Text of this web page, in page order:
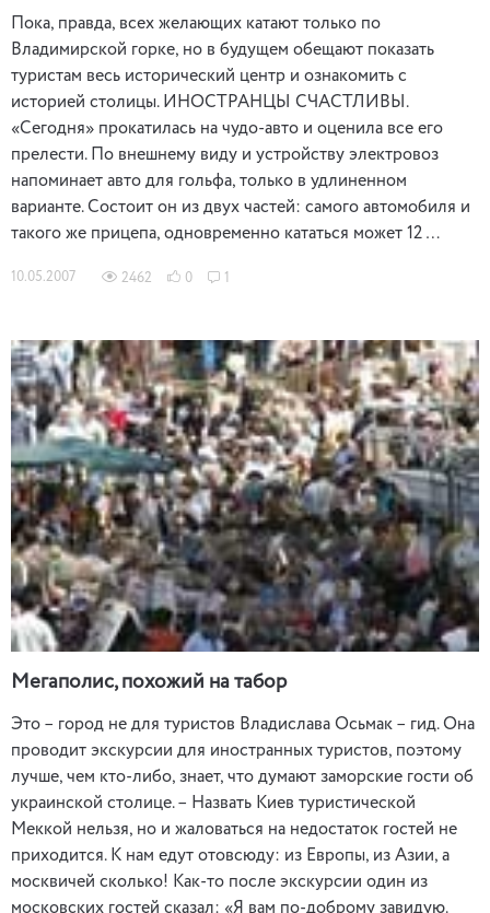
Пока, правда, всех желающих катают только по
Владимирской горке, но в будущем обещают показать
туристам весь исторический центр и ознакомить с
историей столицы. ИНОСТРАНЦЫ СЧАСТЛИВЫ.
«Сегодня» прокатилась на чудо-авто и оценила все его
прелести. По внешнему виду и устройству электровоз
напоминает авто для гольфа, только в удлиненном
варианте. Состоит он из двух частей: самого автомобиля и
такого же прицепа, одновременно кататься может 12 …
10.05.2007 2462 0 1
Мегаполис, похожий на табор
Это – город не для туристов Владислава Осьмак – гид. Она
проводит экскурсии для иностранных туристов, поэтому
лучше, чем кто-либо, знает, что думают заморские гости об
украинской столице. – Назвать Киев туристической
Меккой нельзя, но и жаловаться на недостаток гостей не
приходится. К нам едут отовсюду: из Европы, из Азии, а
москвичей сколько! Как-то после экскурсии один из
московских гостей сказал: «Я вам по-доброму завидую.